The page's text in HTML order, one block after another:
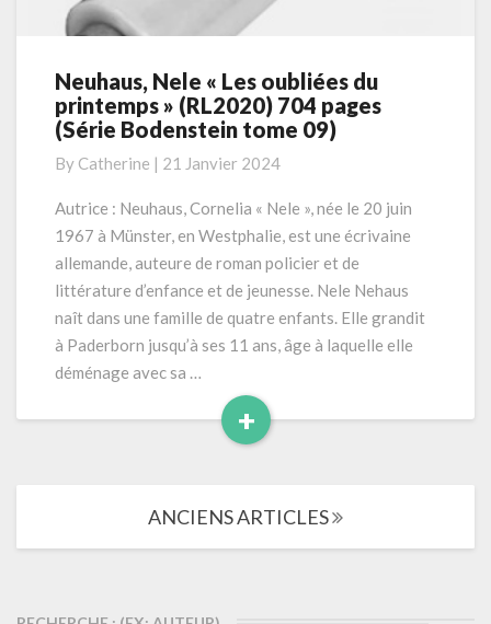
Neuhaus,
Nele
«
oubliées
du
»
(RL2020)
704
pages
(Série
Bodenstein
09)
Neuhaus, Nele « Les oubliées du
printemps » (RL2020) 704 pages
(Série Bodenstein tome 09)
By Catherine | 21 Janvier 2024
Autrice : Neuhaus, Cornelia « Nele », née le 20 juin
1967 à Münster, en Westphalie, est une écrivaine
allemande, auteure de roman policier et de
littérature d’enfance et de jeunesse. Nele Nehaus
naît dans une famille de quatre enfants. Elle grandit
à Paderborn jusqu’à ses 11 ans, âge à laquelle elle
déménage avec sa …
+
Read
les
ANCIENS ARTICLES